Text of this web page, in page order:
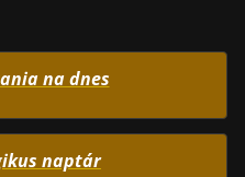
na dnes
naptár